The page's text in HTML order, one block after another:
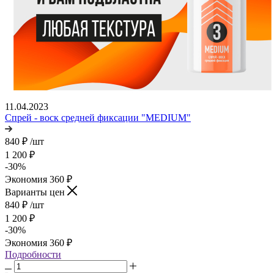
11.04.2023
Спрей - воск средней фиксации "MEDIUM"
840 ₽ /шт
1 200 ₽
-30%
Экономия 360 ₽
Варианты цен
840 ₽ /шт
1 200 ₽
-30%
Экономия 360 ₽
Подробности